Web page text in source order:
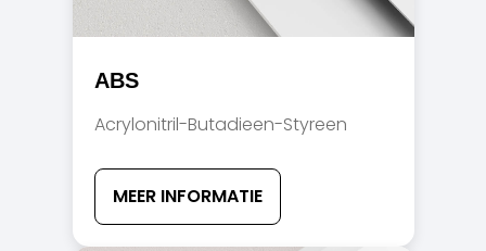
ABS
Acrylonitril-Butadieen-Styreen
MEER INFORMATIE